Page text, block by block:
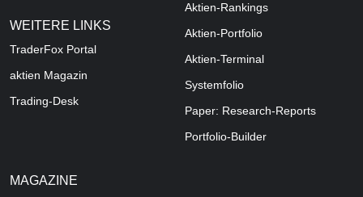
WEITERE LINKS
TraderFox Portal
aktien Magazin
Trading-Desk
Aktien-Rankings
Aktien-Portfolio
Aktien-Terminal
Systemfolio
Paper: Research-Reports
Portfolio-Builder
MAGAZINE